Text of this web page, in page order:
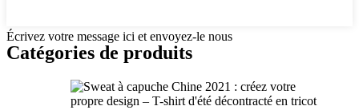
Écrivez votre message ici et envoyez-le nous
Catégories de produits